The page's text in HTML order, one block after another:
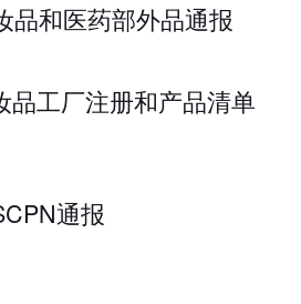
品和医药部外品通报
品工厂注册和产品清单
通报